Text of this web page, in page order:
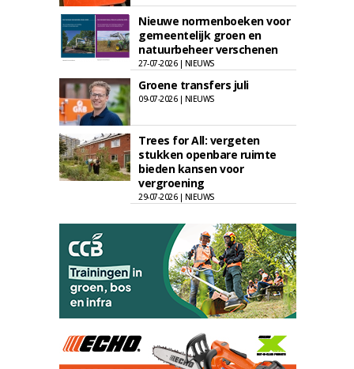
Nieuwe normenboeken voor
gemeentelijk groen en
natuurbeheer verschenen
27-07-2026 | NIEUWS
Groene transfers juli
09-07-2026 | NIEUWS
Trees for All: vergeten
stukken openbare ruimte
bieden kansen voor
vergroening
29-07-2026 | NIEUWS